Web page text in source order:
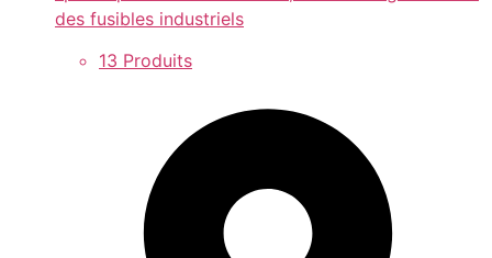
des fusibles industriels
13 Produits